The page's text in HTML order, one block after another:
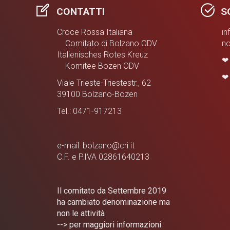
CONTATTI
Croce Rossa Italiana
Comitato di Bolzano ODV
Italienisches Rotes Kreuz
Komitee Bozen ODV
Viale Trieste-Triestestr., 62
39100 Bolzano-Bozen
Tel.: 0471-917213
e-mail: bolzano@cri.it
C.F. e P.IVA 02861640213
Il comitato da Settembre 2019
ha cambiato denominazione ma
non le attività
--> per maggiori informazioni
❤
❤